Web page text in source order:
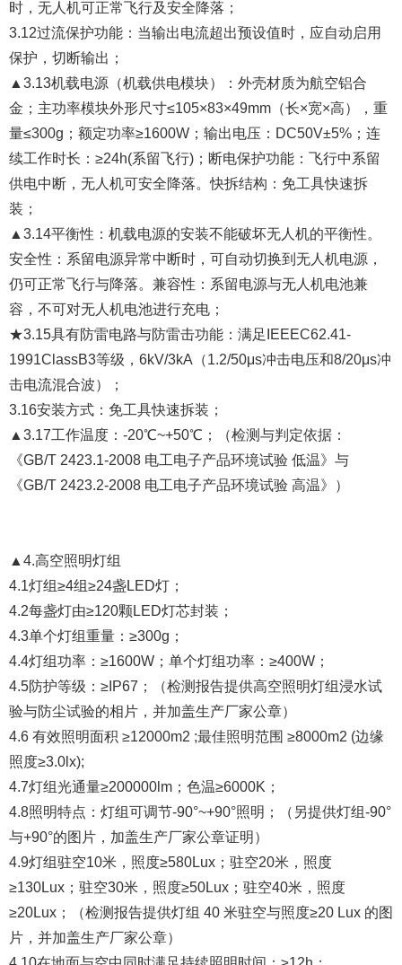
时，无人机可正常飞行及安全降落；
3.12过流保护功能：当输出电流超出预设值时，应自动启用
保护，切断输出；
▲3.13机载电源（机载供电模块）：外壳材质为航空铝合
金；主功率模块外形尺寸≤105×83×49mm（长×宽×高），重
量≤300g；额定功率≥1600W；输出电压：DC50V±5%；连
续工作时长：≥24h(系留飞行)；断电保护功能：飞行中系留
供电中断，无人机可安全降落。快拆结构：免工具快速拆
装；
▲3.14平衡性：机载电源的安装不能破坏无人机的平衡性。
安全性：系留电源异常中断时，可自动切换到无人机电源，
仍可正常飞行与降落。兼容性：系留电源与无人机电池兼
容，不可对无人机电池进行充电；
★3.15具有防雷电路与防雷击功能：满足IEEEC62.41-
1991ClassB3等级，6kV/3kA（1.2/50μs冲击电压和8/20μs冲
击电流混合波）；
3.16安装方式：免工具快速拆装；
▲3.17工作温度：-20℃~+50℃；（检测与判定依据：
《GB/T 2423.1-2008 电工电子产品环境试验 低温》与
《GB/T 2423.2-2008 电工电子产品环境试验 高温》）
▲4.高空照明灯组
4.1灯组≥4组≥24盏LED灯；
4.2每盏灯由≥120颗LED灯芯封装；
4.3单个灯组重量：≥300g；
4.4灯组功率：≥1600W；单个灯组功率：≥400W；
4.5防护等级：≥IP67；（检测报告提供高空照明灯组浸水试
验与防尘试验的相片，并加盖生产厂家公章）
4.6 有效照明面积 ≥12000m2 ;最佳照明范围 ≥8000m2 (边缘
照度≥3.0lx);
4.7灯组光通量≥200000lm；色温≥6000K；
4.8照明特点：灯组可调节-90°~+90°照明；（另提供灯组-90°
与+90°的图片，加盖生产厂家公章证明）
4.9灯组驻空10米，照度≥580Lux；驻空20米，照度
≥130Lux；驻空30米，照度≥50Lux；驻空40米，照度
≥20Lux；（检测报告提供灯组 40 米驻空与照度≥20 Lux 的图
片，并加盖生产厂家公章）